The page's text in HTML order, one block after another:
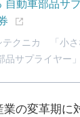
自動車部品サ
テクニカ 「小さ
品サプライヤー
の変革期に